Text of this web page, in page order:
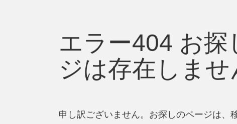
エラー404 お探
ジは存在しませ
申し訳ございません。お探しのページは、